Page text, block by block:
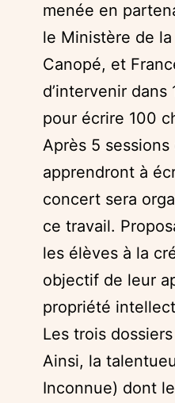
menée en
le Ministère de
Canopé, et
d’intervenir
pour écrire 100
Après 5
apprendront à
concert sera
ce travail.
les élèves à la
objectif de leur
propriété
Les trois
Ainsi, la
Inconnue) dont